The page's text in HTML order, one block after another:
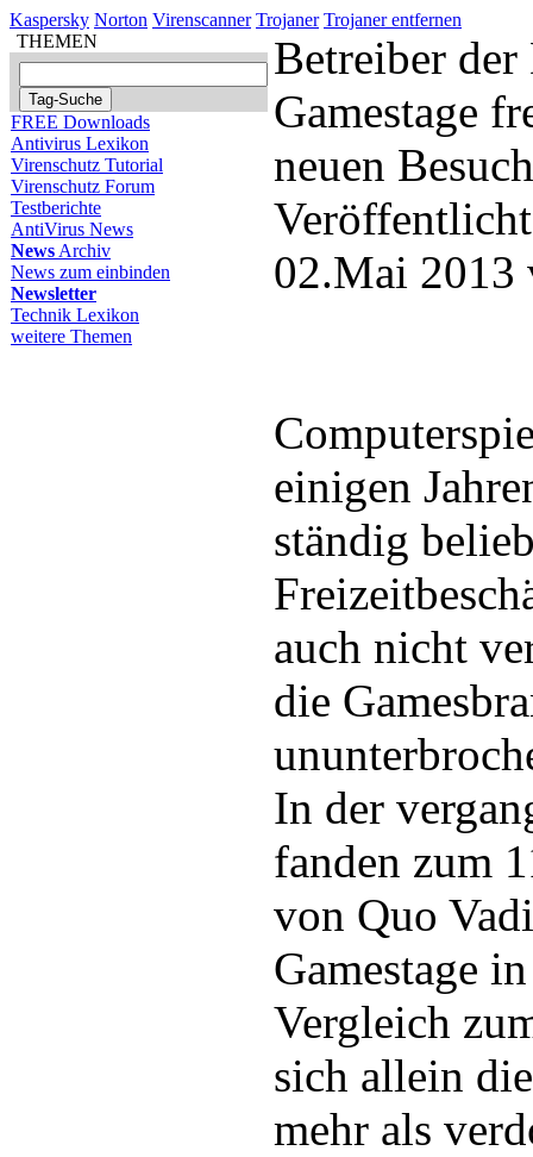
Kaspersky Norton Virenscanner Trojaner Trojaner entfernen
THEMEN
FREE Downloads
Antivirus Lexikon
Virenschutz Tutorial
Virenschutz Forum
Testberichte
AntiVirus News
News Archiv
News zum einbinden
Newsletter
Technik Lexikon
weitere Themen
Betreiber der
Gamestage
neuen
02.Mai 2013
einigen
ständig
auch nicht
die
In der
fanden zum
von Quo
Gamestage
Vergleich
sich allein
mehr als